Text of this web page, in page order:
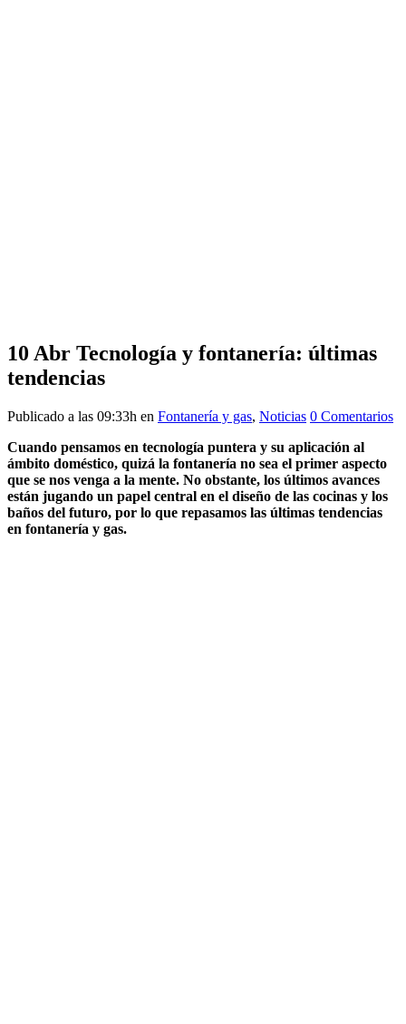
10 Abr Tecnología y fontanería: últimas
tendencias
Publicado a las 09:33h en Fontanería y gas, Noticias 0 Comentarios
Cuando pensamos en tecnología puntera y su aplicación al
ámbito doméstico, quizá la fontanería no sea el primer aspecto
que se nos venga a la mente. No obstante, los últimos avances
están jugando un papel central en el diseño de las cocinas y los
baños del futuro, por lo que repasamos las últimas tendencias
en fontanería y gas.